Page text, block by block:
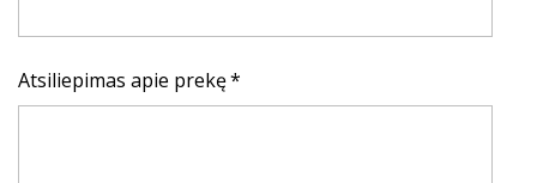
Atsiliepimas apie prekę